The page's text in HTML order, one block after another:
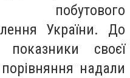
побутового
України. До
показники своєї
надали